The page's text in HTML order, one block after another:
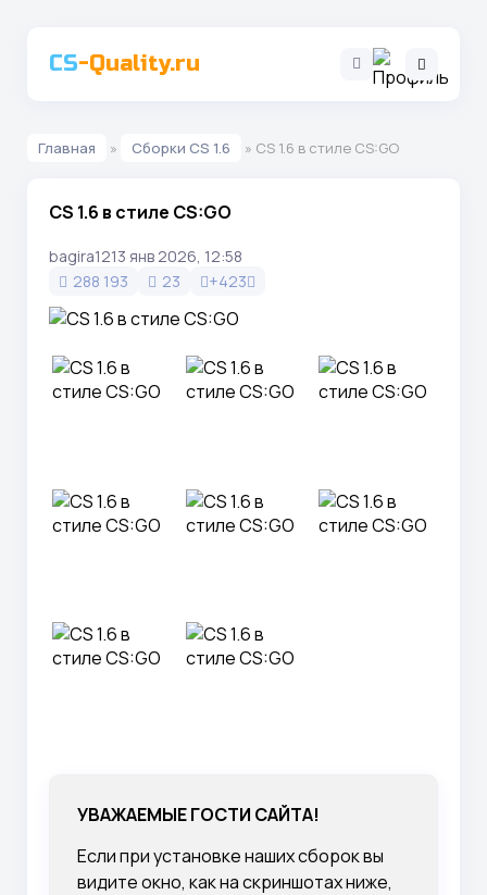
CS-Quality.ru
Главная » Сборки CS 1.6 » CS 1.6 в стиле CS:GO
CS 1.6 в стиле CS:GO
bagira1213 янв 2026, 12:58
288 193
23 +423
УВАЖАЕМЫЕ ГОСТИ САЙТА!
Если при установке наших сборок вы
видите окно, как на скриншотах ниже,